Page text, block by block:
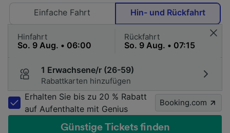
Einfache Fahrt
Hin- und Rückfahrt
Hinfahrt Rückfahrt
1 Erwachsene/r (26-59)
Rabattkarten hinzufügen
Erhalten Sie bis zu 20 % Rabatt
auf Aufenthalte mit Genius
Booking.com
Günstige Tickets finden